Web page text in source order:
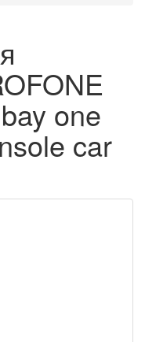
one
car